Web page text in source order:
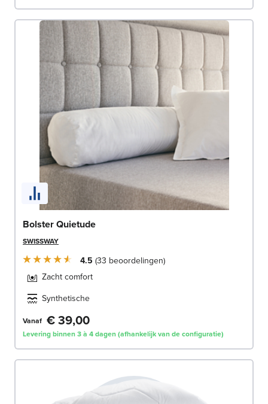
Bolster Quietude
SWISSWAY
4.5 33 beoordelingen
Zacht comfort
Synthetische
Vanaf € 39,00
Levering binnen 3 à 4 dagen (afhankelijk van de configuratie)